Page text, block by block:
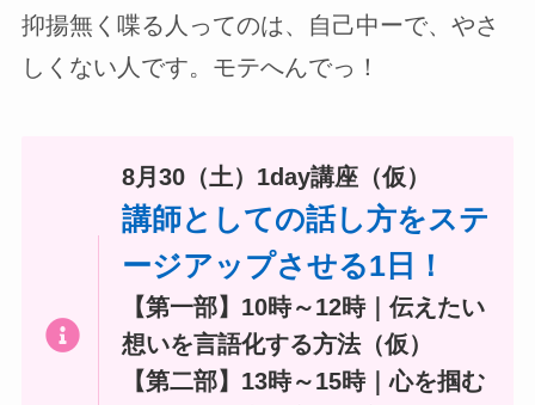
抑揚無く喋る人ってのは、自己中ーで、やさ
しくない人です。モテへんでっ！
8月30（土）1day講座（仮）
講師としての話し方をステ
ージアップさせる1日！
【第一部】10時～12時｜伝えたい
想いを言語化する方法（仮）
【第二部】13時～15時｜心を掴む